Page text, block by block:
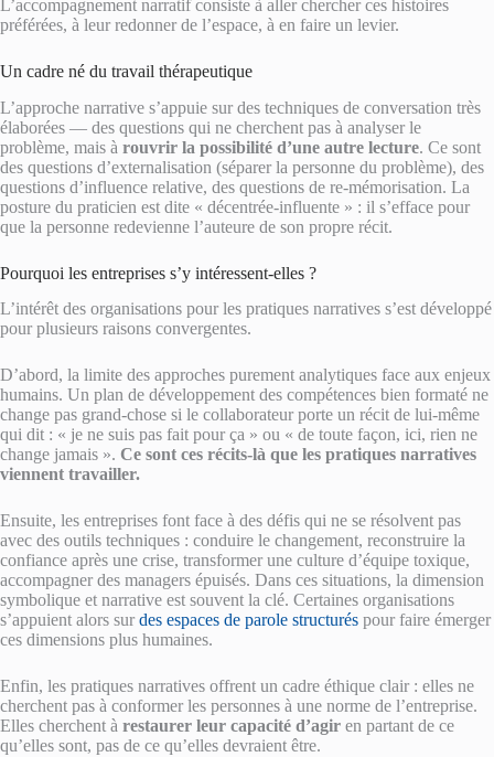
L’accompagnement narratif consiste à aller chercher ces histoires
préférées, à leur redonner de l’espace, à en faire un levier.
Un cadre né du travail thérapeutique
L’approche narrative s’appuie sur des techniques de conversation très
élaborées — des questions qui ne cherchent pas à analyser le
problème, mais à rouvrir la possibilité d’une autre lecture. Ce sont
des questions d’externalisation (séparer la personne du problème), des
questions d’influence relative, des questions de re-mémorisation. La
posture du praticien est dite « décentrée-influente » : il s’efface pour
que la personne redevienne l’auteure de son propre récit.
Pourquoi les entreprises s’y intéressent-elles ?
L’intérêt des organisations pour les pratiques narratives s’est développé
pour plusieurs raisons convergentes.
D’abord, la limite des approches purement analytiques face aux enjeux
humains. Un plan de développement des compétences bien formaté ne
change pas grand-chose si le collaborateur porte un récit de lui-même
qui dit : « je ne suis pas fait pour ça » ou « de toute façon, ici, rien ne
change jamais ». Ce sont ces récits-là que les pratiques narratives
viennent travailler.
Ensuite, les entreprises font face à des défis qui ne se résolvent pas
avec des outils techniques : conduire le changement, reconstruire la
confiance après une crise, transformer une culture d’équipe toxique,
accompagner des managers épuisés. Dans ces situations, la dimension
symbolique et narrative est souvent la clé. Certaines organisations
s’appuient alors sur des espaces de parole structurés pour faire émerger
ces dimensions plus humaines.
Enfin, les pratiques narratives offrent un cadre éthique clair : elles ne
cherchent pas à conformer les personnes à une norme de l’entreprise.
Elles cherchent à restaurer leur capacité d’agir en partant de ce
qu’elles sont, pas de ce qu’elles devraient être.